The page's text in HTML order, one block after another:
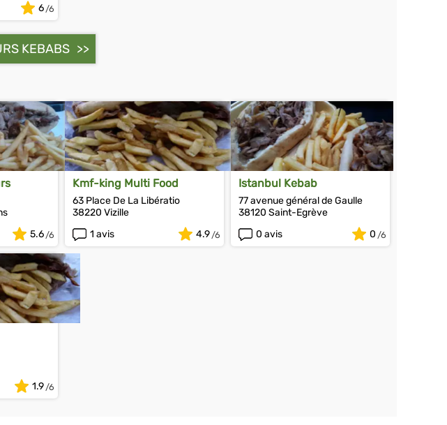
6
KEBABS
5.6
Kmf-king Multi Food
63 Place De La Libératio
38220 Vizille
1 avis
4.9
Istanbul Kebab
77 avenue général de Gaulle
38120 Saint-Egrève
0 avis
0
1.9